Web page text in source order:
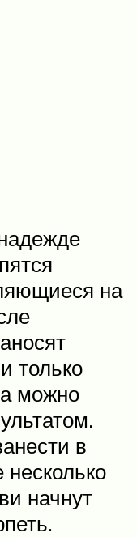
на
только
можно
в
начнут